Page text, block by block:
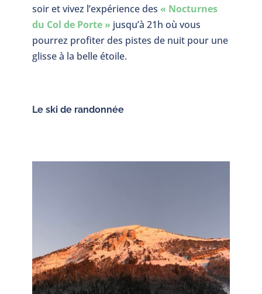
soir et vivez l’expérience des « Nocturnes
du Col de Porte » jusqu’à 21h où vous
pourrez profiter des pistes de nuit pour une
glisse à la belle étoile.
Le ski de randonnée